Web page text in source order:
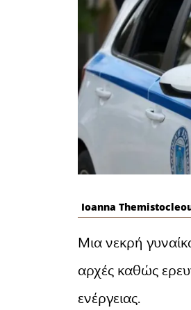
Ioanna
Μια νεκρή
αρχές καθώς
ενέργειας.